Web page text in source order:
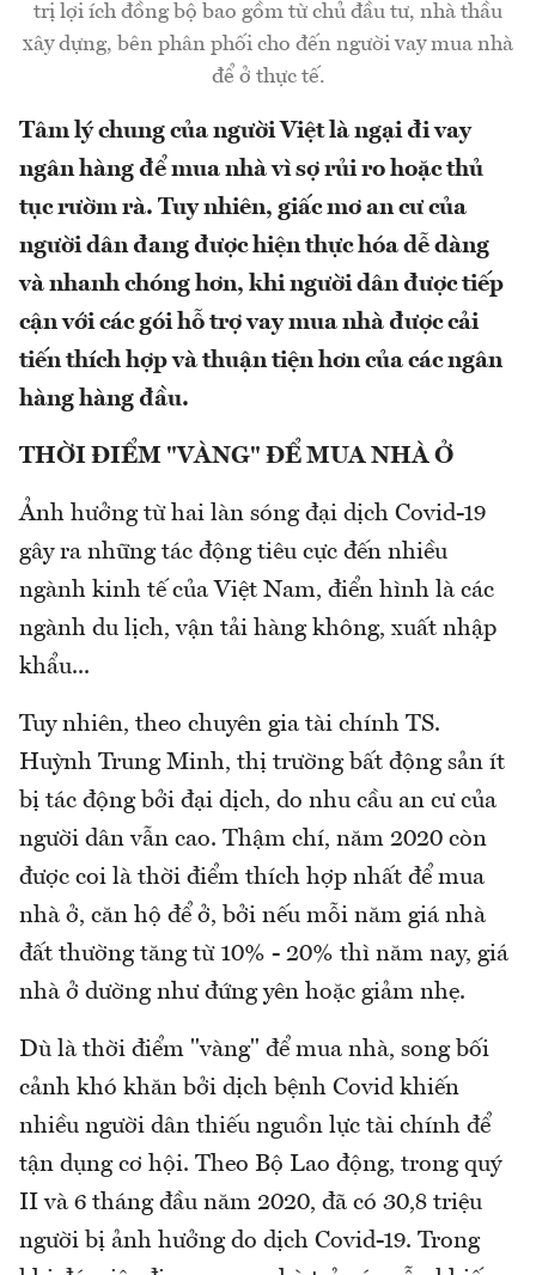
trị lợi ích đồng bộ bao gồm từ chủ đầu tư, nhà thầu
xây dựng, bên phân phối cho đến người vay mua nhà
để ở thực tế.
Tâm lý chung của người Việt là ngại đi vay
ngân hàng để mua nhà vì sợ rủi ro hoặc thủ
tục rườm rà. Tuy nhiên, giấc mơ an cư của
người dân đang được hiện thực hóa dễ dàng
và nhanh chóng hơn, khi người dân được tiếp
cận với các gói hỗ trợ vay mua nhà được cải
tiến thích hợp và thuận tiện hơn của các ngân
hàng hàng đầu.
THỜI ĐIỂM "VÀNG" ĐỂ MUA NHÀ Ở
Ảnh hưởng từ hai làn sóng đại dịch Covid-19
gây ra những tác động tiêu cực đến nhiều
ngành kinh tế của Việt Nam, điển hình là các
ngành du lịch, vận tải hàng không, xuất nhập
khẩu...
Tuy nhiên, theo chuyên gia tài chính TS.
Huỳnh Trung Minh, thị trường bất động sản ít
bị tác động bởi đại dịch, do nhu cầu an cư của
người dân vẫn cao. Thậm chí, năm 2020 còn
được coi là thời điểm thích hợp nhất để mua
nhà ở, căn hộ để ở, bởi nếu mỗi năm giá nhà
đất thường tăng từ 10% - 20% thì năm nay, giá
nhà ở dường như đứng yên hoặc giảm nhẹ.
Dù là thời điểm "vàng" để mua nhà, song bối
cảnh khó khăn bởi dịch bệnh Covid khiến
nhiều người dân thiếu nguồn lực tài chính để
tận dụng cơ hội. Theo Bộ Lao động, trong quý
II và 6 tháng đầu năm 2020, đã có 30,8 triệu
người bị ảnh hưởng do dịch Covid-19. Trong